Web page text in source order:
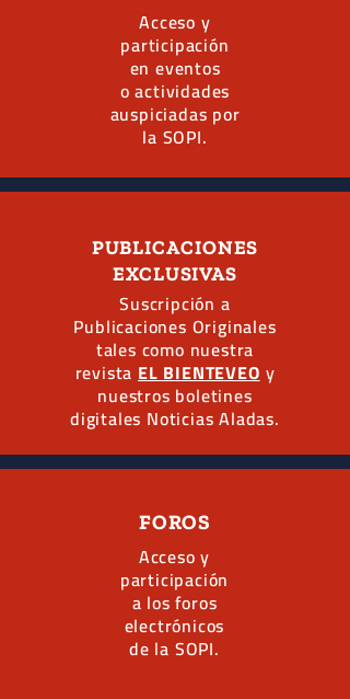
Acceso y
participación
en eventos
o actividades
auspiciadas por
la SOPI.
PUBLICACIONES
EXCLUSIVAS
Suscripción a
Publicaciones Originales
tales como nuestra
revistaEL BIENTEVEOy
nuestros boletines
digitales Noticias Aladas.
FOROS
Acceso y
participación
a los foros
electrónicos
de la SOPI.